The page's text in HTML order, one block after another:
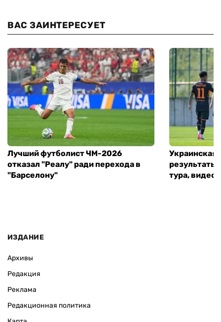
ВАС ЗАИНТЕРЕСУЕТ
Лучший футболист ЧМ-2026
отказал "Реалу" ради перехода в
"Барселону"
Украинская
результаты
тура, видео
ИЗДАНИЕ
Архивы
Редакция
Реклама
Редакционная политика